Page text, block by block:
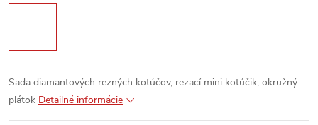
Sada diamantových rezných kotúčov, rezací mini kotúčik, okružný
plátok Detailné informácie